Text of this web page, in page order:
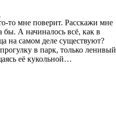
то мне поверит. Расскажи мне
бы. А начиналось всё, как в
на самом деле существуют?
в парк, только ленивый
её кукольной…